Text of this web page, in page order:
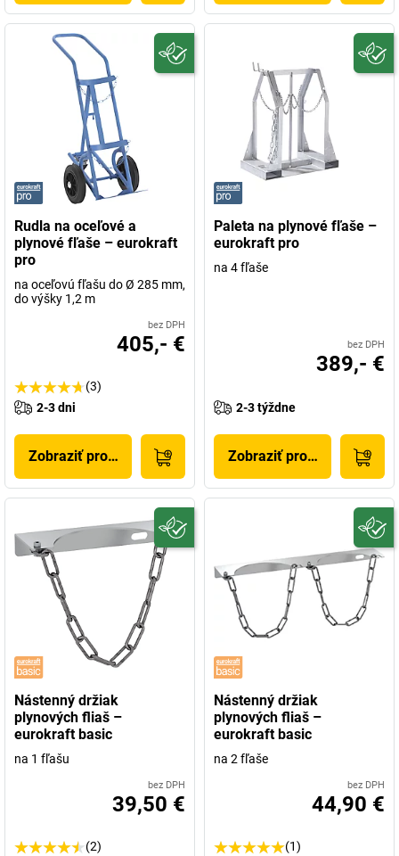
Rudla na oceľové a
plynové fľaše – eurokraft
pro
na oceľovú fľašu do Ø 285 mm,
do výšky 1,2 m
bez DPH
405,- €
(3)
2-3 dni
Zobraziť produkt
Paleta na plynové fľaše –
eurokraft pro
na 4 fľaše
bez DPH
389,- €
2-3 týždne
Zobraziť produkt
Nástenný držiak
plynových fliaš –
eurokraft basic
na 1 fľašu
bez DPH
39,50 €
(2)
Nástenný držiak
plynových fliaš –
eurokraft basic
na 2 fľaše
bez DPH
44,90 €
(1)